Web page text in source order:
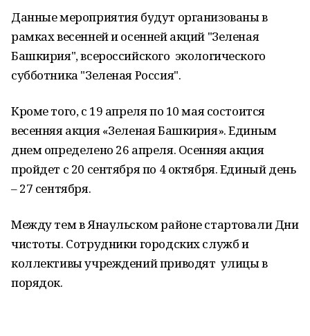
Данные мероприятия будут организованы в
рамках весенней и осенней акций "Зеленая
Башкирия", всероссийского экологического
субботника "Зеленая Россия".
Кроме того, с 19 апреля по 10 мая состоится
весенняя акция «Зеленая Башкирия». Единым
днем определено 26 апреля. Осенняя акция
пройдет с 20 сентября по 4 октября. Единый день
– 27 сентября.
Между тем в Янаульском районе стартовали Дни
чистоты. Сотрудники городских служб и
коллективы учреждений приводят улицы в
порядок.